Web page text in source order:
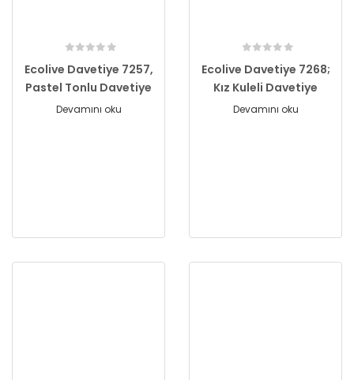
Ecolive Davetiye 7257,
Pastel Tonlu Davetiye
Devamını oku
Ecolive Davetiye 7268;
Kız Kuleli Davetiye
Devamını oku